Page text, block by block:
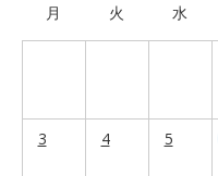
月 火 水
3 4 5